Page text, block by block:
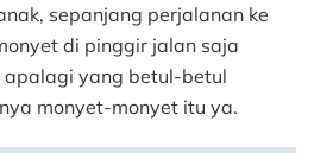
sepanjang perjalanan ke
di pinggir jalan saja
apalagi yang betul-betul
monyet-monyet itu ya.